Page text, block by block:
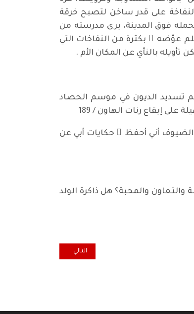
على قدر ساخن لتصبح خرقة
فوق المدينة، يرى مدرسته من
البهيجة، الحلم عوّضه ُ بكثرة من النفاخات التي
بالنأي عن المكان الأم .
تسديد الديون في موسم الحصاد
إيقاع رنات الهاون / 189
الضيوف أني أحفظ ُ حكايات أبي عن
والتعاون والمحبة؟ هل ذاكرة الولد
المقال التالي: في واسط...
التالي